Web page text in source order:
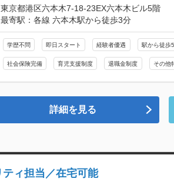
東京都港区六本木7-18-23EX六本木ビル5階
最寄駅：各線 六本木駅から徒歩3分
学歴不問 即日スタート 経験者優遇 駅から徒歩
社会保険完備 育児支援制度 退職金制度 その他
詳細を見る
ィ担当／在宅可能